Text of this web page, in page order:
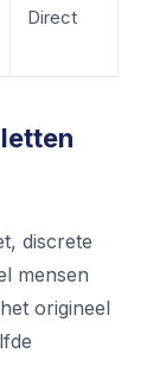
Direct
discrete
mensen
origineel